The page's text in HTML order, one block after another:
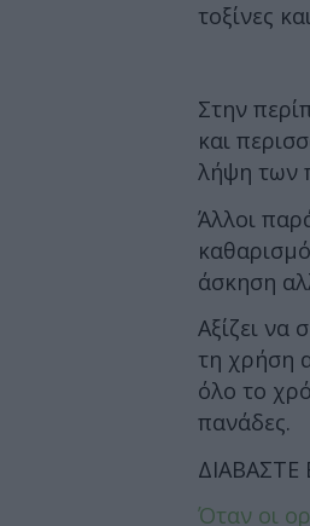
τοξίνες
Στην
και
λήψη των
Άλλοι
άσκηση
Αξίζει να
τη χρήση
όλο το
πανάδες.
ΔΙΑΒΑΣΤΕ
Όταν οι